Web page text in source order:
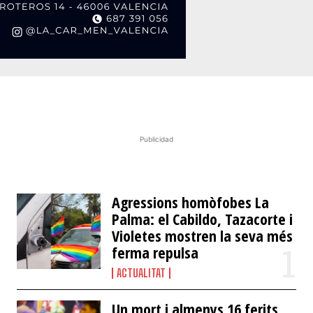
Publicidad
​Agressions homòfobes La
Palma: el Cabildo, Tazacorte i
Violetes mostren la seva més
ferma repulsa
ACTUALITAT
Un mort i almenys 16 ferits